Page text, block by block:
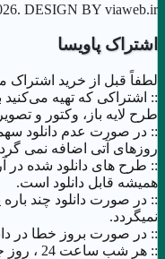
. DESIGN BY viaweb.ir
اشتراک پاویسا
لطفاً قبل از خرید اشتراک
طرح لایه باز، وکتور و
:: در صورت عدم دانلود
روزهای آتی اضافه نمی
:: طرح های دانلود شده در
همیشه قابل دانلود است.
:: در صورت دانلود چند
نمیگردد.
:: در صورت بروز خطا در
:: هر شب ساعت 24 ،‌ روز جدید شما آغاز و میتوانید دانلود نمائید.